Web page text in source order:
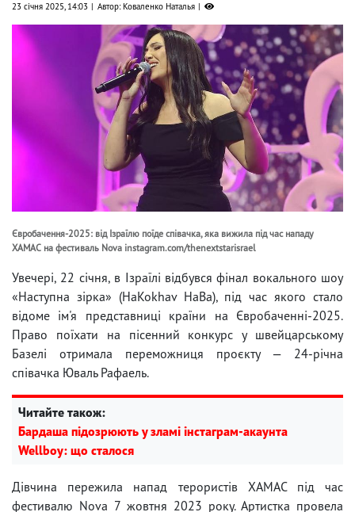
23 січня 2025, 14:03 Автор: Коваленко Наталья
Євробачення-2025: від Ізраїлю поїде співачка, яка вижила під час нападу
ХАМАС на фестиваль Nova instagram.com/thenextstarisrael
Увечері, 22 січня, в Ізраїлі відбувся фінал вокального шоу
«Наступна зірка» (HaKokhav HaBa), під час якого стало
відоме ім'я представниці країни на Євробаченні-2025.
Право поїхати на пісенний конкурс у швейцарському
Базелі отримала переможниця проєкту — 24-річна
співачка Юваль Рафаель.
Читайте також:
Бардаша підозрюють у зламі інстаграм-акаунта
Wellboy: що сталося
Дівчина пережила напад терористів ХАМАС під час
фестивалю Nova 7 жовтня 2023 року. Артистка провела